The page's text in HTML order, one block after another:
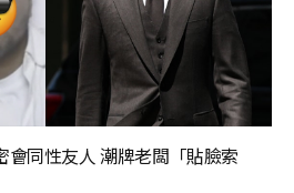
同性友人 潮牌老闆「貼臉索